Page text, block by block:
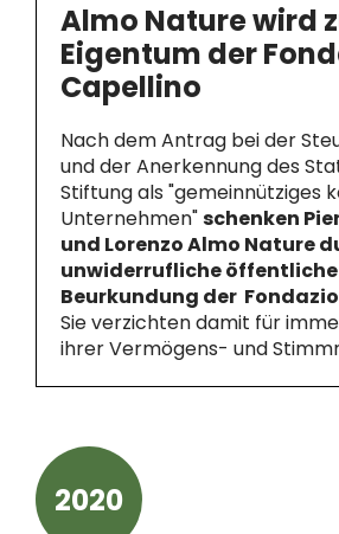
Almo Nature wird
Eigentum der
Capellino
Nach dem Antrag bei der
und der Anerkennung des
Stiftung als "gemeinnütziges
Unternehmen"schenken
und Lorenzo Almo Nature
unwiderrufliche öffentliche
Beurkundung der
Sie verzichten damit für
ihrer Vermögens- und
2020